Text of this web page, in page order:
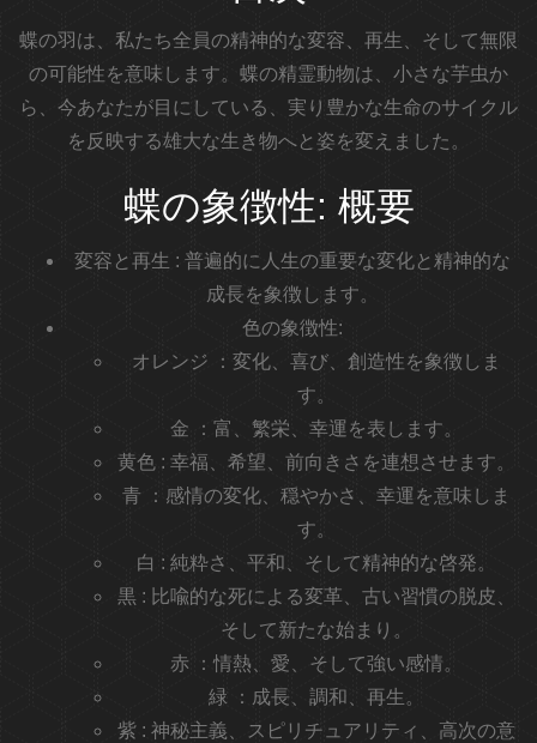
蝶の羽は、私たち全員の精神的な変容、再生、そして無限
の可能性を意味します。蝶の精霊動物は、小さな芋虫か
ら、今あなたが目にしている、実り豊かな生命のサイクル
を反映する雄大な生き物へと姿を変えました。
蝶の象徴性: 概要
変容と再生 : 普遍的に人生の重要な変化と精神的な
成長を象徴します。
色の象徴性:
オレンジ ：変化、喜び、創造性を象徴しま
す。
金 ：富、繁栄、幸運を表します。
黄色 : 幸福、希望、前向きさを連想させます。
青 ：感情の変化、穏やかさ、幸運を意味しま
す。
白 : 純粋さ、平和、そして精神的な啓発。
黒 : 比喩的な死による変革、古い習慣の脱皮、
そして新たな始まり。
赤 ：情熱、愛、そして強い感情。
緑 ：成長、調和、再生。
紫 : 神秘主義、スピリチュアリティ、高次の意